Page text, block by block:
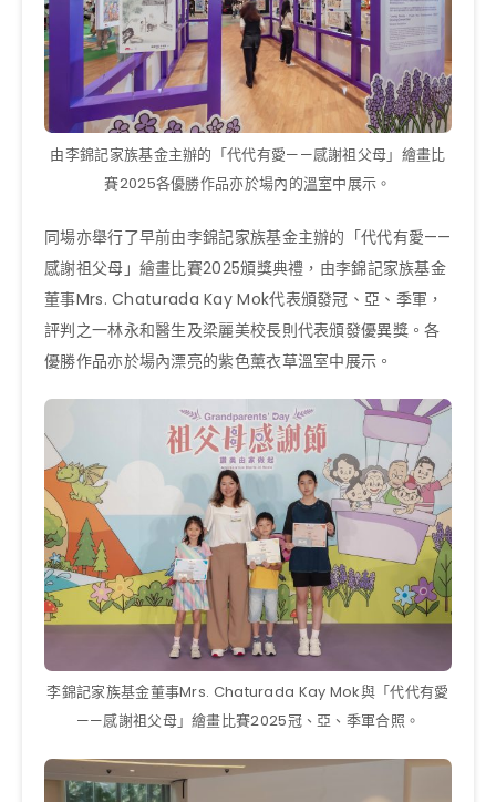
由李錦記家族基金主辦的「代代有愛——感謝祖父母」繪畫比
賽2025各優勝作品亦於場內的溫室中展示。
同場亦舉行了早前由李錦記家族基金主辦的「代代有愛——
感謝祖父母」繪畫比賽2025頒獎典禮，由李錦記家族基金
董事Mrs. Chaturada Kay Mok代表頒發冠、亞、季軍，
評判之一林永和醫生及梁麗美校長則代表頒發優異獎。各
優勝作品亦於場內漂亮的紫色薰衣草溫室中展示。
李錦記家族基金董事Mrs. Chaturada Kay Mok與「代代有愛
——感謝祖父母」繪畫比賽2025冠、亞、季軍合照。